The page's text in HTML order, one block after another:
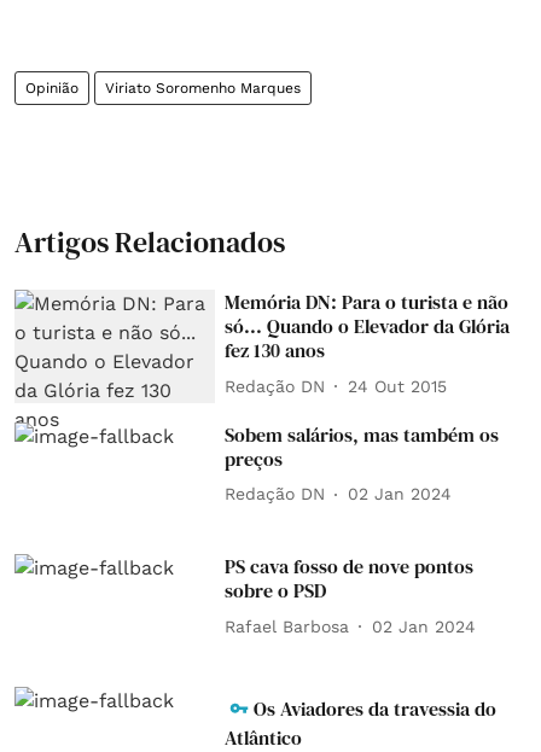
Opinião Viriato Soromenho Marques
Artigos Relacionados
Memória DN: Para o turista e não
só... Quando o Elevador da Glória
fez 130 anos
Redação DN 24 Out 2015
Sobem salários, mas também os
preços
Redação DN 02 Jan 2024
PS cava fosso de nove pontos
sobre o PSD
Rafael Barbosa 02 Jan 2024
Os Aviadores da travessia do
Atlântico